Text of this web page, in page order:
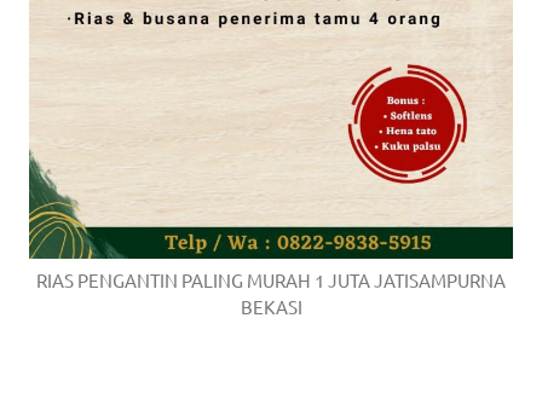
RIAS PENGANTIN PALING MURAH 1 JUTA JATISAMPURNA
BEKASI